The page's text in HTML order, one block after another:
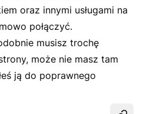
oraz innymi usługami na
połączyć.
musisz trochę
może nie masz tam
ją do poprawnego